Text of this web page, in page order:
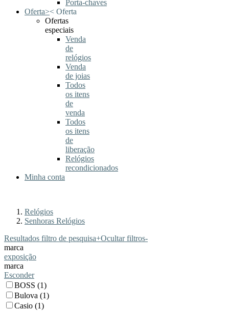
Porta-chaves
Oferta>< Oferta
Ofertas
especiais
Venda
de
relógios
Venda
de joias
Todos
os itens
de
venda
Todos
os itens
de
liberação
Relógios
recondicionados
Minha conta
Relógios
Senhoras Relógios
Resultados filtro de pesquisa+Ocultar filtros-
marca
exposição
marca
Esconder
BOSS (1)
Bulova (1)
Casio (1)